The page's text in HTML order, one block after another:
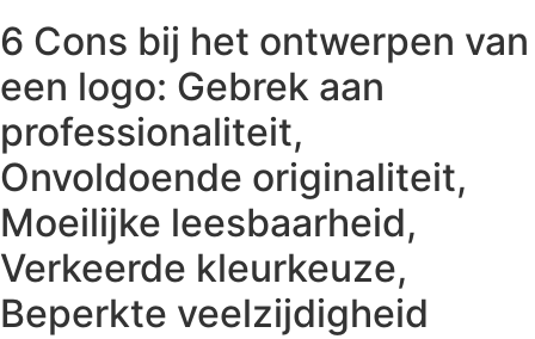
6 Cons bij het ontwerpen van
een logo: Gebrek aan
professionaliteit,
Onvoldoende originaliteit,
Moeilijke leesbaarheid,
Verkeerde kleurkeuze,
Beperkte veelzijdigheid